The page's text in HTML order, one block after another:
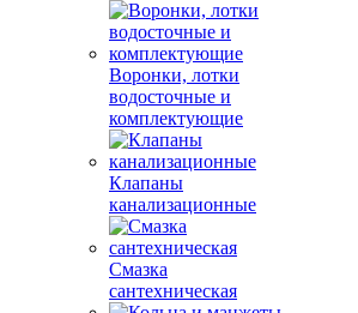
Воронки, лотки
водосточные и
комплектующие
Клапаны
канализационные
Смазка
сантехническая